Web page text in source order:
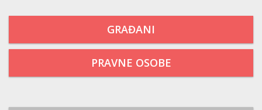
GRAĐANI
PRAVNE OSOBE